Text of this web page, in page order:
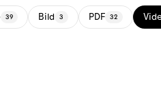
39 Bild 3 PDF 32